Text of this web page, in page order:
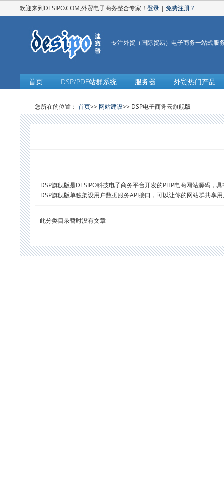
欢迎来到DESIPO.COM,外贸电子商务整合专家！ 登录 | 免费注册?
专注外贸（国际贸易）电子商务一站式服
首页 DSP/PDF站群系统 服务器 外贸热门产品
您所在的位置： 首页>> 网站建设>> DSP电子商务云旗舰版
DSP旗舰版是DESIPO科技电子商务平台开发的PHP电商网站源码，
DSP旗舰版单独架设用户数据服务API接口，可以让你的网站群共享
此分类目录暂时没有文章